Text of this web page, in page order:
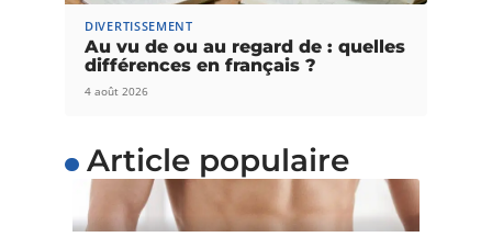
DIVERTISSEMENT
Au vu de ou au regard de : quelles
différences en français ?
4 août 2026
Article populaire